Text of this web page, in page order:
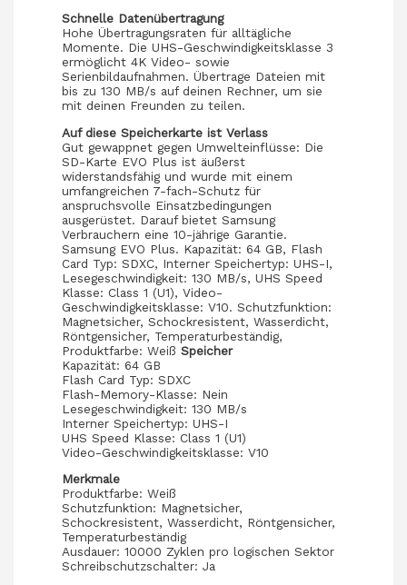
Schnelle Datenübertragung
Hohe Übertragungsraten für alltägliche
Momente. Die UHS-Geschwindigkeitsklasse 3
ermöglicht 4K Video- sowie
Serienbildaufnahmen. Übertrage Dateien mit
bis zu 130 MB/s auf deinen Rechner, um sie
mit deinen Freunden zu teilen.
Auf diese Speicherkarte ist Verlass
Gut gewappnet gegen Umwelteinflüsse: Die
SD-Karte EVO Plus ist äußerst
widerstandsfähig und wurde mit einem
umfangreichen 7-fach-Schutz für
anspruchsvolle Einsatzbedingungen
ausgerüstet. Darauf bietet Samsung
Verbrauchern eine 10-jährige Garantie.
Samsung EVO Plus. Kapazität: 64 GB, Flash
Card Typ: SDXC, Interner Speichertyp: UHS-I,
Lesegeschwindigkeit: 130 MB/s, UHS Speed
Klasse: Class 1 (U1), Video-
Geschwindigkeitsklasse: V10. Schutzfunktion:
Magnetsicher, Schockresistent, Wasserdicht,
Röntgensicher, Temperaturbeständig,
Produktfarbe: WeißSpeicher
Kapazität: 64 GB
Flash Card Typ: SDXC
Flash-Memory-Klasse: Nein
Lesegeschwindigkeit: 130 MB/s
Interner Speichertyp: UHS-I
UHS Speed Klasse: Class 1 (U1)
Video-Geschwindigkeitsklasse: V10
Merkmale
Produktfarbe: Weiß
Schutzfunktion: Magnetsicher,
Schockresistent, Wasserdicht, Röntgensicher,
Temperaturbeständig
Ausdauer: 10000 Zyklen pro logischen Sektor
Schreibschutzschalter: Ja